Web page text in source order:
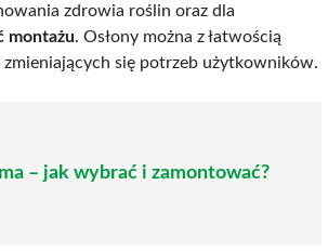
zdrowia roślin oraz dla
montażu. Osłony można z łatwością
się potrzeb użytkowników.
– jak wybrać i zamontować?